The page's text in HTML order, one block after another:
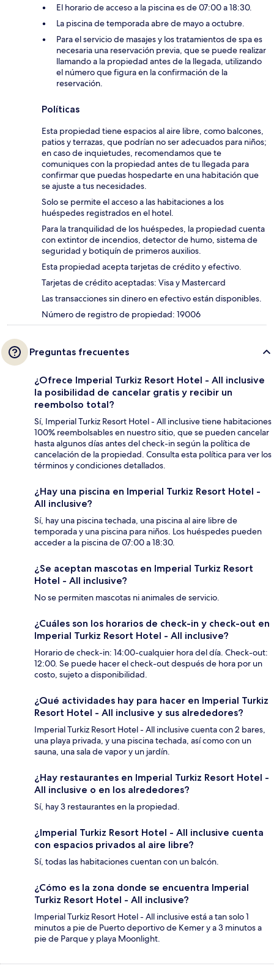
El horario de acceso a la piscina es de 07:00 a 18:30.
La piscina de temporada abre de mayo a octubre.
Para el servicio de masajes y los tratamientos de spa es
necesaria una reservación previa, que se puede realizar
llamando a la propiedad antes de la llegada, utilizando
el número que figura en la confirmación de la
reservación.
Políticas
Esta propiedad tiene espacios al aire libre, como balcones,
patios y terrazas, que podrían no ser adecuados para niños;
en caso de inquietudes, recomendamos que te
comuniques con la propiedad antes de tu llegada para
confirmar que puedas hospedarte en una habitación que
se ajuste a tus necesidades.
Solo se permite el acceso a las habitaciones a los
huéspedes registrados en el hotel.
Para la tranquilidad de los huéspedes, la propiedad cuenta
con extintor de incendios, detector de humo, sistema de
seguridad y botiquín de primeros auxilios.
Esta propiedad acepta tarjetas de crédito y efectivo.
Tarjetas de crédito aceptadas: Visa y Mastercard
Las transacciones sin dinero en efectivo están disponibles.
Número de registro de propiedad: 19006
Preguntas frecuentes
¿Ofrece Imperial Turkiz Resort Hotel - All inclusive
la posibilidad de cancelar gratis y recibir un
reembolso total?
Sí, Imperial Turkiz Resort Hotel - All inclusive tiene habitaciones
100% reembolsables en nuestro sitio, que se pueden cancelar
hasta algunos días antes del check-in según la política de
cancelación de la propiedad. Consulta esta política para ver los
términos y condiciones detallados.
¿Hay una piscina en Imperial Turkiz Resort Hotel -
All inclusive?
Sí, hay una piscina techada, una piscina al aire libre de
temporada y una piscina para niños. Los huéspedes pueden
acceder a la piscina de 07:00 a 18:30.
¿Se aceptan mascotas en Imperial Turkiz Resort
Hotel - All inclusive?
No se permiten mascotas ni animales de servicio.
¿Cuáles son los horarios de check-in y check-out en
Imperial Turkiz Resort Hotel - All inclusive?
Horario de check-in: 14:00-cualquier hora del día. Check-out:
12:00. Se puede hacer el check-out después de hora por un
costo, sujeto a disponibilidad.
¿Qué actividades hay para hacer en Imperial Turkiz
Resort Hotel - All inclusive y sus alrededores?
Imperial Turkiz Resort Hotel - All inclusive cuenta con 2 bares,
una playa privada, y una piscina techada, así como con un
sauna, una sala de vapor y un jardín.
¿Hay restaurantes en Imperial Turkiz Resort Hotel -
All inclusive o en los alrededores?
Sí, hay 3 restaurantes en la propiedad.
¿Imperial Turkiz Resort Hotel - All inclusive cuenta
con espacios privados al aire libre?
Sí, todas las habitaciones cuentan con un balcón.
¿Cómo es la zona donde se encuentra Imperial
Turkiz Resort Hotel - All inclusive?
Imperial Turkiz Resort Hotel - All inclusive está a tan solo 1
minutos a pie de Puerto deportivo de Kemer y a 3 minutos a
pie de Parque y playa Moonlight.